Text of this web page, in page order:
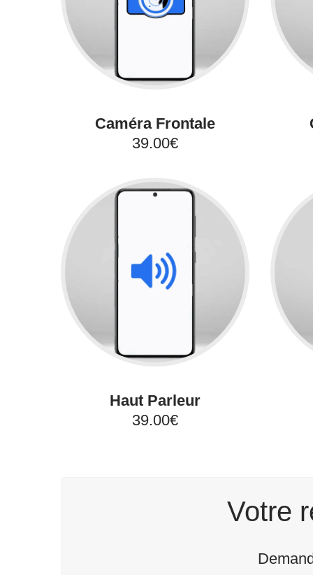
Caméra Frontale
39.00€
Haut Parleur
39.00€
Votre